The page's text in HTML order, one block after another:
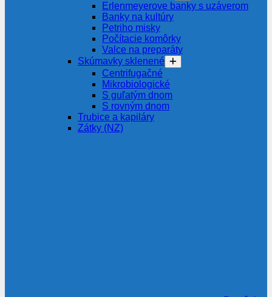
Erlenmeyerove banky s uzáverom
Banky na kultúry
Petriho misky
Počítacie komôrky
Valce na preparáty
Skúmavky sklenené
Centrifugačné
Mikrobiologické
S guľatým dnom
S rovným dnom
Trubice a kapiláry
Zátky (NZ)